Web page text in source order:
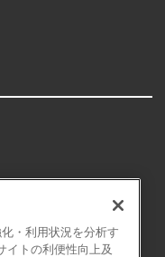
・利用状況を分析す
イトの利便性向上及